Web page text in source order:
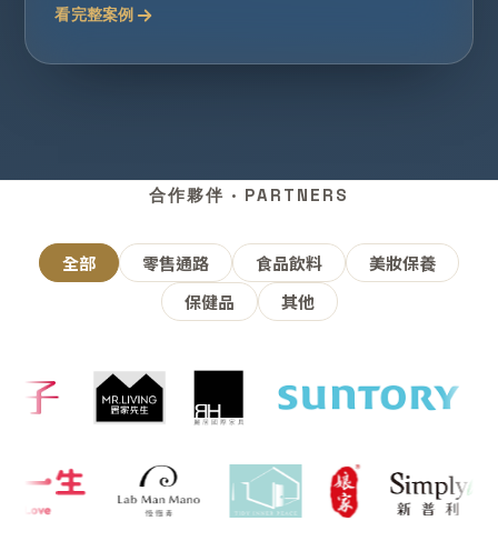
看完整案例
合作夥伴 · PARTNERS
全部 零售通路 食品飲料
美妝保養
保健品
其他